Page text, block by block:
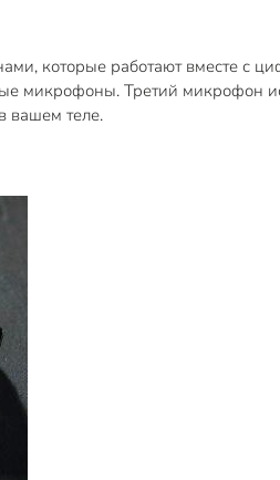
которые работают вместе с
микрофоны. Третий микрофон
вашем теле.